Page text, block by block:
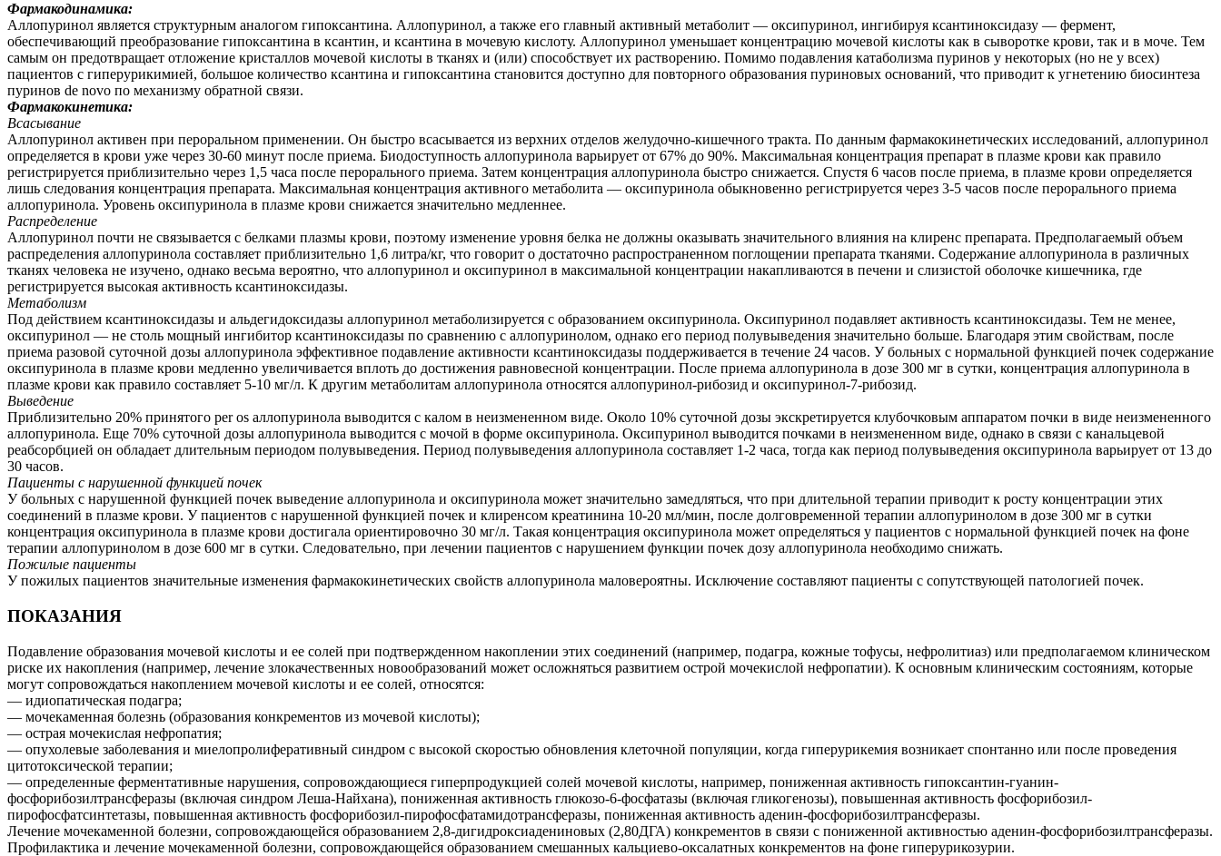
Фармакодинамика:
Аллопуринол является структурным аналогом гипоксантина. Аллопуринол, а также его главный активный метаболит — оксипуринол, ингибируя ксантиноксидазу — фермент,
обеспечивающий преобразование гипоксантина в ксантин, и ксантина в мочевую кислоту. Аллопуринол уменьшает концентрацию мочевой кислоты как в сыворотке крови, так и в моче. Тем
самым он предотвращает отложение кристаллов мочевой кислоты в тканях и (или) способствует их растворению. Помимо подавления катаболизма пуринов у некоторых (но не у всех)
пациентов с гиперурикимией, большое количество ксантина и гипоксантина становится доступно для повторного образования пуриновых оснований, что приводит к угнетению биосинтеза
пуринов de novo по механизму обратной связи.
Фармакокинетика:
Всасывание
Аллопуринол активен при пероральном применении. Он быстро всасывается из верхних отделов желудочно-кишечного тракта. По данным фармакокинетических исследований, аллопуринол
определяется в крови уже через 30-60 минут после приема. Биодоступность аллопуринола варьирует от 67% до 90%. Максимальная концентрация препарат в плазме крови как правило
регистрируется приблизительно через 1,5 часа после перорального приема. Затем концентрация аллопуринола быстро снижается. Спустя 6 часов после приема, в плазме крови определяется
лишь следования концентрация препарата. Максимальная концентрация активного метаболита — оксипуринола обыкновенно регистрируется через 3-5 часов после перорального приема
аллопуринола. Уровень оксипуринола в плазме крови снижается значительно медленнее.
Распределение
Аллопуринол почти не связывается с белками плазмы крови, поэтому изменение уровня белка не должны оказывать значительного влияния на клиренс препарата. Предполагаемый объем
распределения аллопуринола составляет приблизительно 1,6 литра/кг, что говорит о достаточно распространенном поглощении препарата тканями. Содержание аллопуринола в различных
тканях человека не изучено, однако весьма вероятно, что аллопуринол и оксипуринол в максимальной концентрации накапливаются в печени и слизистой оболочке кишечника, где
регистрируется высокая активность ксантиноксидазы.
Метаболизм
Под действием ксантиноксидазы и альдегидоксидазы аллопуринол метаболизируется с образованием оксипуринола. Оксипуринол подавляет активность ксантиноксидазы. Тем не менее,
оксипуринол — не столь мощный ингибитор ксантиноксидазы по сравнению с аллопуринолом, однако его период полувыведения значительно больше. Благодаря этим свойствам, после
приема разовой суточной дозы аллопуринола эффективное подавление активности ксантиноксидазы поддерживается в течение 24 часов. У больных с нормальной функцией почек содержание
оксипуринола в плазме крови медленно увеличивается вплоть до достижения равновесной концентрации. После приема аллопуринола в дозе 300 мг в сутки, концентрация аллопуринола в
плазме крови как правило составляет 5-10 мг/л. К другим метаболитам аллопуринола относятся аллопуринол-рибозид и оксипуринол-7-рибозид.
Выведение
Приблизительно 20% принятого per os аллопуринола выводится с калом в неизмененном виде. Около 10% суточной дозы экскретируется клубочковым аппаратом почки в виде неизмененного
аллопуринола. Еще 70% суточной дозы аллопуринола выводится с мочой в форме оксипуринола. Оксипуринол выводится почками в неизмененном виде, однако в связи с канальцевой
реабсорбцией он обладает длительным периодом полувыведения. Период полувыведения аллопуринола составляет 1-2 часа, тогда как период полувыведения оксипуринола варьирует от 13 до
30 часов.
Пациенты с нарушенной функцией почек
У больных с нарушенной функцией почек выведение аллопуринола и оксипуринола может значительно замедляться, что при длительной терапии приводит к росту концентрации этих
соединений в плазме крови. У пациентов с нарушенной функцией почек и клиренсом креатинина 10-20 мл/мин, после долговременной терапии аллопуринолом в дозе 300 мг в сутки
концентрация оксипуринола в плазме крови достигала ориентировочно 30 мг/л. Такая концентрация оксипуринола может определяться у пациентов с нормальной функцией почек на фоне
терапии аллопуринолом в дозе 600 мг в сутки. Следовательно, при лечении пациентов с нарушением функции почек дозу аллопуринола необходимо снижать.
Пожилые пациенты
У пожилых пациентов значительные изменения фармакокинетических свойств аллопуринола маловероятны. Исключение составляют пациенты с сопутствующей патологией почек.
ПОКАЗАНИЯ
Подавление образования мочевой кислоты и ее солей при подтвержденном накоплении этих соединений (например, подагра, кожные тофусы, нефролитиаз) или предполагаемом клиническом
риске их накопления (например, лечение злокачественных новообразований может осложняться развитием острой мочекислой нефропатии). К основным клиническим состояниям, которые
могут сопровождаться накоплением мочевой кислоты и ее солей, относятся:
— идиопатическая подагра;
— мочекаменная болезнь (образования конкрементов из мочевой кислоты);
— острая мочекислая нефропатия;
— опухолевые заболевания и миелопролиферативный синдром с высокой скоростью обновления клеточной популяции, когда гиперурикемия возникает спонтанно или после проведения
цитотоксической терапии;
— определенные ферментативные нарушения, сопровождающиеся гиперпродукцией солей мочевой кислоты, например, пониженная активность гипоксантин-гуанин-
фосфорибозилтрансферазы (включая синдром Леша-Найхана), пониженная активность глюкозо-6-фосфатазы (включая гликогенозы), повышенная активность фосфорибозил-
пирофосфатсинтетазы, повышенная активность фосфорибозил-пирофосфатамидотрансферазы, пониженная активность аденин-фосфорибозилтрансферазы.
Лечение мочекаменной болезни, сопровождающейся образованием 2,8-дигидроксиадениновых (2,80ДГА) конкрементов в связи с пониженной активностью аденин-фосфорибозилтрансферазы.
Профилактика и лечение мочекаменной болезни, сопровождающейся образованием смешанных кальциево-оксалатных конкрементов на фоне гиперурикозурии.